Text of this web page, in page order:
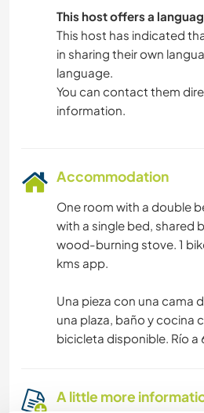
This host offers a
This host has indicated
in sharing their own
language.
You can contact them
information.
Accommodation
One room with a double
with a single bed, shared
wood-burning stove. 1
kms app.
Una pieza con una cama
una plaza, baño y cocina
bicicleta disponible. Río a
A little more